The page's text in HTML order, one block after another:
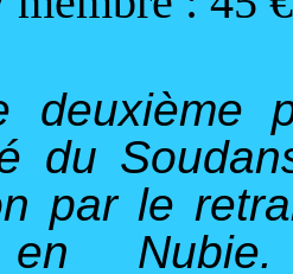
deuxième
du
par le
en